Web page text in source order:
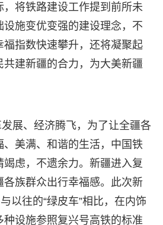
，将铁路建设工作提到前所未
设施变优变强的建设理念，不
指数快速攀升，还将凝聚起
共建新疆的合力，为大美新疆
展、经济腾飞，为了让全疆各
美满、和谐的生活，中国铁
竭虑，不遗余力。新疆进入复
各族群众出行幸福感。此次新
以往的“绿皮车”相比，在内饰
种设施参照复兴号高铁的标准